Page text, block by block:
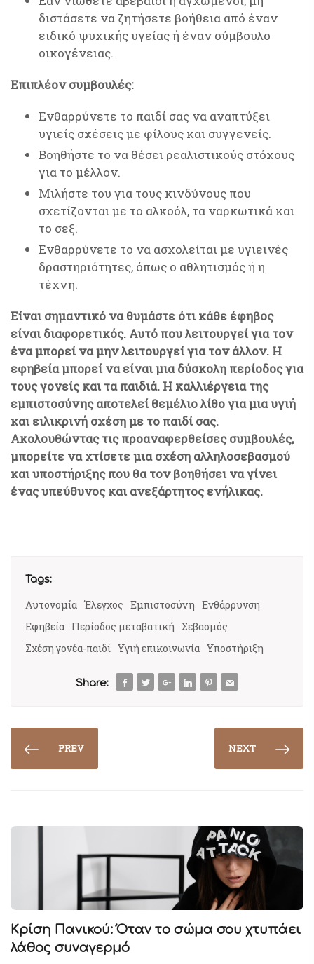
διστάσετε να ζητήσετε βοήθεια από έναν
ειδικό ψυχικής υγείας ή έναν σύμβουλο
οικογένειας.
Επιπλέον συμβουλές:
Ενθαρρύνετε το παιδί σας να αναπτύξει
υγιείς σχέσεις με φίλους και συγγενείς.
Βοηθήστε το να θέσει ρεαλιστικούς στόχους
για το μέλλον.
Μιλήστε του για τους κινδύνους που
σχετίζονται με το αλκοόλ, τα ναρκωτικά και
το σεξ.
Ενθαρρύνετε το να ασχολείται με υγιεινές
δραστηριότητες, όπως ο αθλητισμός ή η
τέχνη.
Είναι σημαντικό να θυμάστε ότι κάθε έφηβος
είναι διαφορετικός. Αυτό που λειτουργεί για τον
ένα μπορεί να μην λειτουργεί για τον άλλον. Η
εφηβεία μπορεί να είναι μια δύσκολη περίοδος για
τους γονείς και τα παιδιά. Η καλλιέργεια της
εμπιστοσύνης αποτελεί θεμέλιο λίθο για μια υγιή
και ειλικρινή σχέση με το παιδί σας.
Ακολουθώντας τις προαναφερθείσες συμβουλές,
μπορείτε να χτίσετε μια σχέση αλληλοσεβασμού
και υποστήριξης που θα τον βοηθήσει να γίνει
ένας υπεύθυνος και ανεξάρτητος ενήλικας.
Tags:
Αυτονομία Έλεγχος Εμπιστοσύνη Ενθάρρυνση
Εφηβεία Περίοδος μεταβατική
Σεβασμός
Σχέση γονέα-παιδί Υγιή επικοινωνία Υποστήριξη
Share:
PREV NEXT
Κρίση Πανικού: Όταν το σώμα σου χτυπάει
λάθος συναγερμό